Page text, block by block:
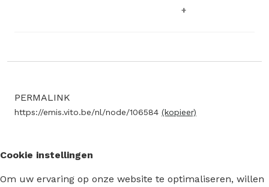
PERMALINK
https://emis.vito.be/nl/node/106584 (kopieer)
Cookie instellingen
Om uw ervaring op onze website te optimaliseren, willen